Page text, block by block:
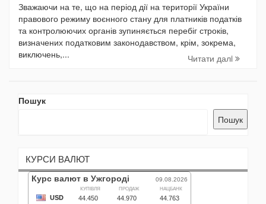
Зважаючи на те, що на період дії на території України
правового режиму воєнного стану для платників податків
та контролюючих органів зупиняється перебіг строків,
визначених податковим законодавством, крім, зокрема,
виключень,...
Читати далi
Пошук
Пошук
КУРСИ ВАЛЮТ